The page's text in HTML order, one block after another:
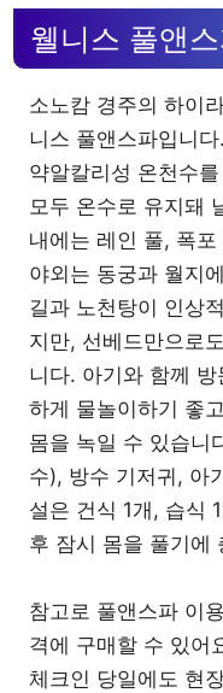
웰니스 풀앤
소노캄 경주의 하이
니스 풀앤스파입니
약알칼리성 온천수
모두 온수로 유지돼
내에는 레인 풀, 폭
야외는 동궁과 월지
길과 노천탕이 인상
지만, 선베드만으로
니다. 아기와 함께
하게 물놀이하기 좋
몸을 녹일 수 있습니
수), 방수 기저귀, 아
설은 건식 1개, 습식
후 잠시 몸을 풀기에
참고로 풀앤스파 이
격에 구매할 수 있어
체크인 당일에도 현